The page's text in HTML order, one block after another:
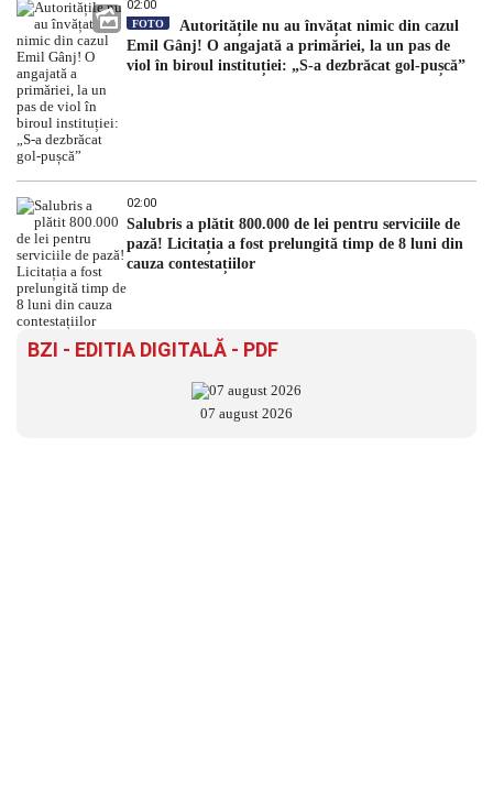
02:00
FOTO
Autoritățile nu au învățat nimic din cazul
Emil Gânj! O angajată a primăriei, la un pas de
viol în biroul instituției: „S-a dezbrăcat gol-pușcă”
02:00
Salubris a plătit 800.000 de lei pentru serviciile de
pază! Licitația a fost prelungită timp de 8 luni din
cauza contestațiilor
BZI - EDITIA DIGITALĂ - PDF
07 august 2026